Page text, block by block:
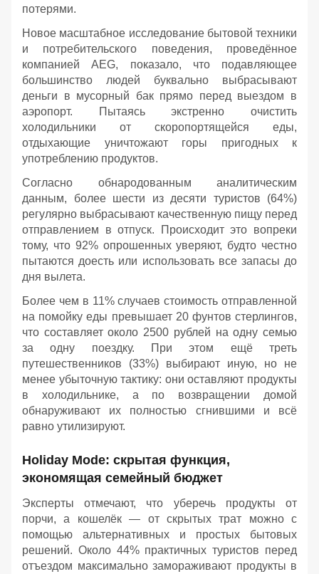
потерями.
Новое масштабное исследование бытовой техники
и потребительского поведения, проведённое
компанией AEG, показало, что подавляющее
большинство людей буквально выбрасывают
деньги в мусорный бак прямо перед выездом в
аэропорт. Пытаясь экстренно очистить
холодильники от скоропортящейся еды,
отдыхающие уничтожают горы пригодных к
употреблению продуктов.
Согласно обнародованным аналитическим
данным, более шести из десяти туристов (64%)
регулярно выбрасывают качественную пищу перед
отправлением в отпуск. Происходит это вопреки
тому, что 92% опрошенных уверяют, будто честно
пытаются доесть или использовать все запасы до
дня вылета.
Более чем в 11% случаев стоимость отправленной
на помойку еды превышает 20 фунтов стерлингов,
что составляет около 2500 рублей на одну семью
за одну поездку. При этом ещё треть
путешественников (33%) выбирают иную, но не
менее убыточную тактику: они оставляют продукты
в холодильнике, а по возвращении домой
обнаруживают их полностью сгнившими и всё
равно утилизируют.
Holiday Mode: скрытая функция,
экономящая семейный бюджет
Эксперты отмечают, что уберечь продукты от
порчи, а кошелёк — от скрытых трат можно с
помощью альтернативных и простых бытовых
решений. Около 44% практичных туристов перед
отъездом максимально замораживают продукты в